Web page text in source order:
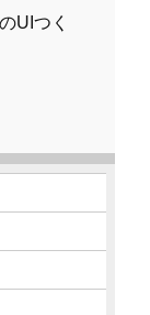
UIつく